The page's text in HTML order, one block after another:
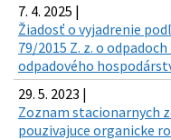
7. 4. 2025 |
Žiadosť o vyjadrenie
79/2015 Z. z. o
odpadového
29. 5. 2023 |
Zoznam stacionarnych
pouzivajuce organicke